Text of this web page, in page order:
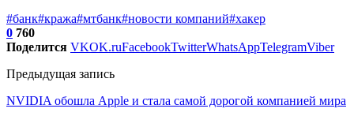
#банк#кража#мтбанк#новости компаний#хакер
0 760
Поделится VKOK.ruFacebookTwitterWhatsAppTelegramViber
Предыдущая запись
NVIDIA обошла Apple и стала самой дорогой компанией мира